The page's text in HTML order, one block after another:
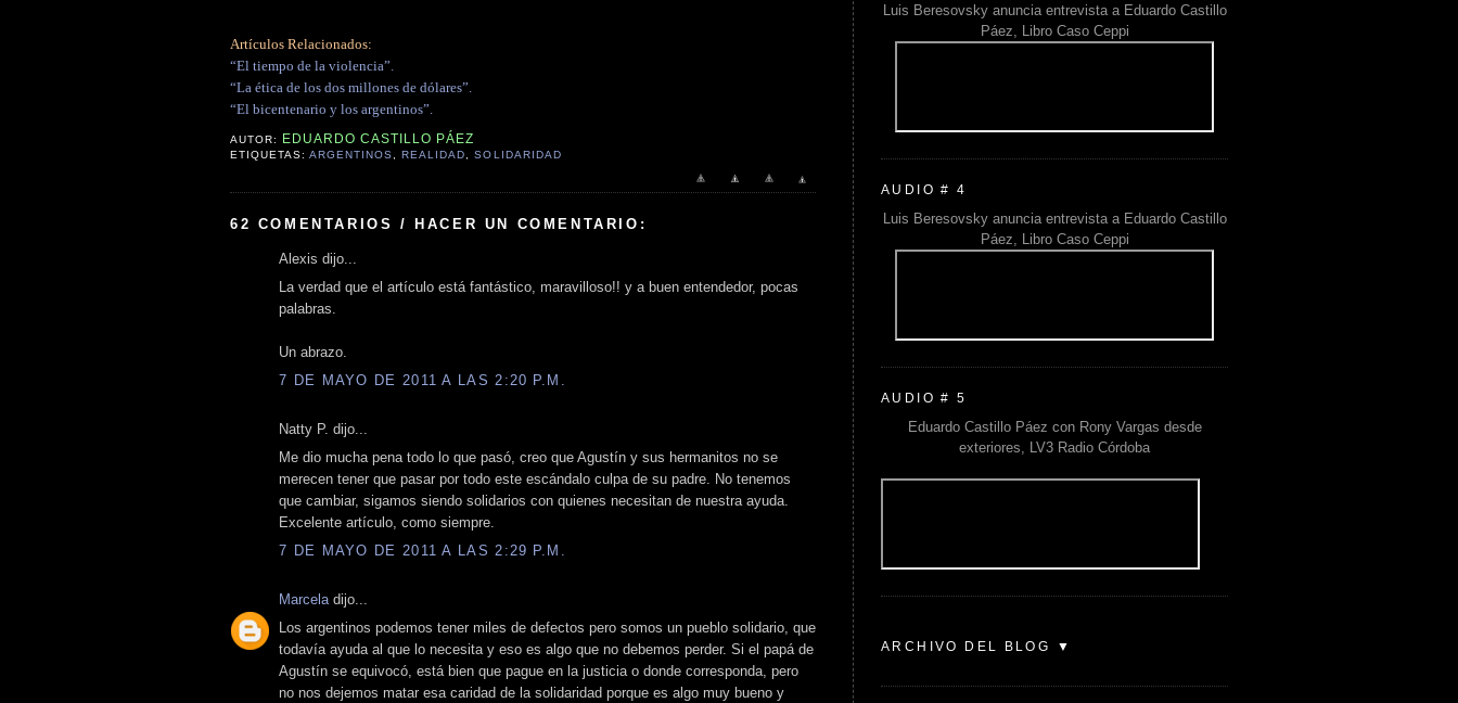
Artículos Relacionados:
“El tiempo de la violencia”.
“La ética de los dos millones de dólares”.
“El bicentenario y los argentinos”.
AUTOR: EDUARDO CASTILLO PÁEZ
ETIQUETAS:ARGENTINOS ,REALIDAD ,SOLIDARIDAD
62 COMENTARIOS / HACER UN COMENTARIO:
Alexis dijo...
La verdad que el artículo está fantástico, maravilloso!! y a buen entendedor, pocas
palabras.
Un abrazo.
7 DE MAYO DE 2011 A LAS 2:20 P.M.
Natty P. dijo...
Me dio mucha pena todo lo que pasó, creo que Agustín y sus hermanitos no se
merecen tener que pasar por todo este escándalo culpa de su padre. No tenemos
que cambiar, sigamos siendo solidarios con quienes necesitan de nuestra ayuda.
Excelente artículo, como siempre.
7 DE MAYO DE 2011 A LAS 2:29 P.M.
Marcela dijo...
Los argentinos podemos tener miles de defectos pero somos un pueblo solidario, que
todavía ayuda al que lo necesita y eso es algo que no debemos perder. Si el papá de
Agustín se equivocó, está bien que pague en la justicia o donde corresponda, pero
no nos dejemos matar esa caridad de la solidaridad porque es algo muy bueno y
Luis Beresovsky anuncia entrevista a Eduardo Castillo
Páez, Libro Caso Ceppi
AUDIO # 4
Luis Beresovsky anuncia entrevista a Eduardo Castillo
Páez, Libro Caso Ceppi
AUDIO # 5
Eduardo Castillo Páez con Rony Vargas desde
exteriores, LV3 Radio Córdoba
ARCHIVO DEL BLOG ▼